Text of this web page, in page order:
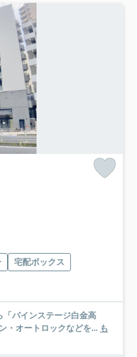
宅配ボックス
「パインステージ白金高
・オートロックなどを... も